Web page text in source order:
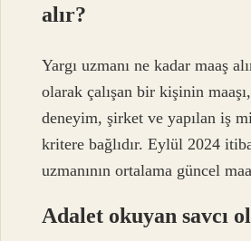
alır?
Yargı uzmanı ne kadar maaş
olarak çalışan bir kişinin
deneyim, şirket ve yapılan iş
kritere bağlıdır. Eylül 2024
uzmanının ortalama güncel
Adalet okuyan savcı